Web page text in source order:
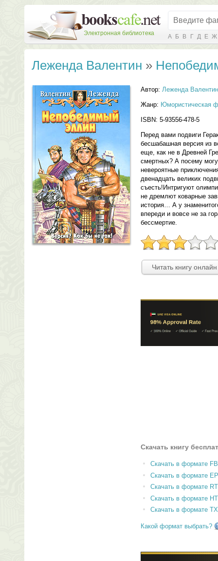
Электронная библиотека А Б В Г Д Е Ж
Леженда Валентин »
Автор: Леженда Валентин
Жанр: Юмористическая
ISBN: 5-93556-478-5
Перед вами подвиги
бесшабашная версия из
еще, как не в Древней
смертных? А посему
невероятные
двенадцать великих
съесть!Интригуют
не дремлют коварные
история… А у
впереди и вовсе не за
бессмертие.
Читать книгу
Скачать книгу
Скачать в формате
Скачать в формате
Скачать в формате
Скачать в формате
Скачать в формате
Какой формат выбрать?